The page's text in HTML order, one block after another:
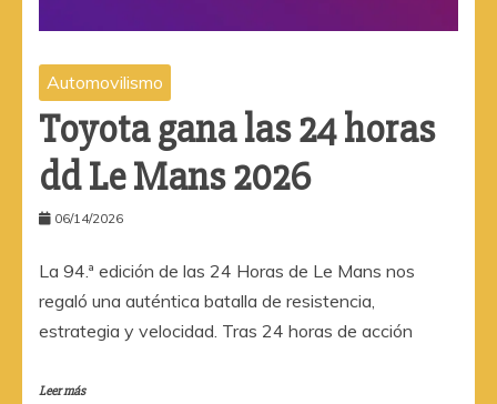
Automovilismo
Toyota gana las 24 horas
dd Le Mans 2026
06/14/2026
La 94.ª edición de las 24 Horas de Le Mans nos
regaló una auténtica batalla de resistencia,
estrategia y velocidad. Tras 24 horas de acción
Leer más